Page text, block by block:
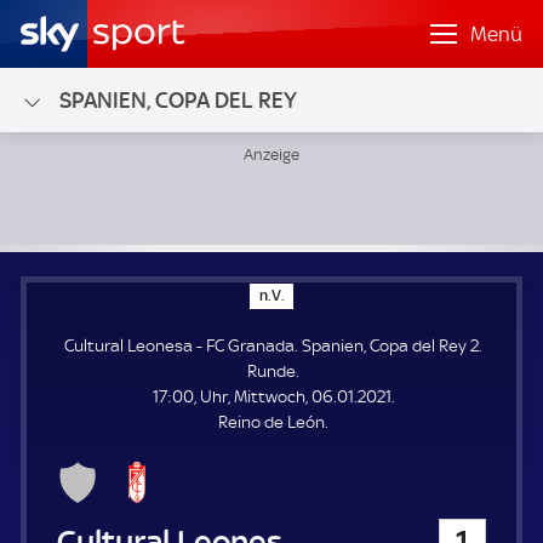
Menü
SPANIEN, COPA DEL REY
n.V.
.
.
Cultural Leonesa - FC Granada. Spanien, Copa del Rey 2.
Runde.
17:00, Uhr, Mittwoch, 06.01.2021.
Reino de León.